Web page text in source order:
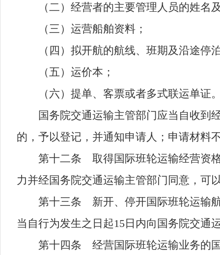
（二）经营者的主要管理人员的姓名
（三）运营船舶资料；
（四）拟开航的航线、班期及沿途停
（五）运价本；
（六）提单、客票或者多式联运单证
国务院交通运输主管部门应当自收到经
的，予以登记，并通知申请人；申请材料
第十二条 取得国际班轮运输经营资格
力并经国务院交通运输主管部门同意，可
第十三条 新开、停开国际班轮运输航
当自行为发生之日起15日内向国务院交通
第十四条 经营国际班轮运输业务的国